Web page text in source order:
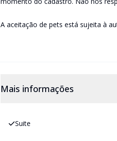
A aceitação de pets está sujeita à
Mais informações
Suite